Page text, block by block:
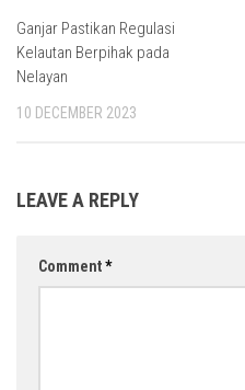
Ganjar Pastikan Regulasi
Kelautan Berpihak pada
Nelayan
10 DECEMBER 2023
LEAVE A REPLY
Comment*